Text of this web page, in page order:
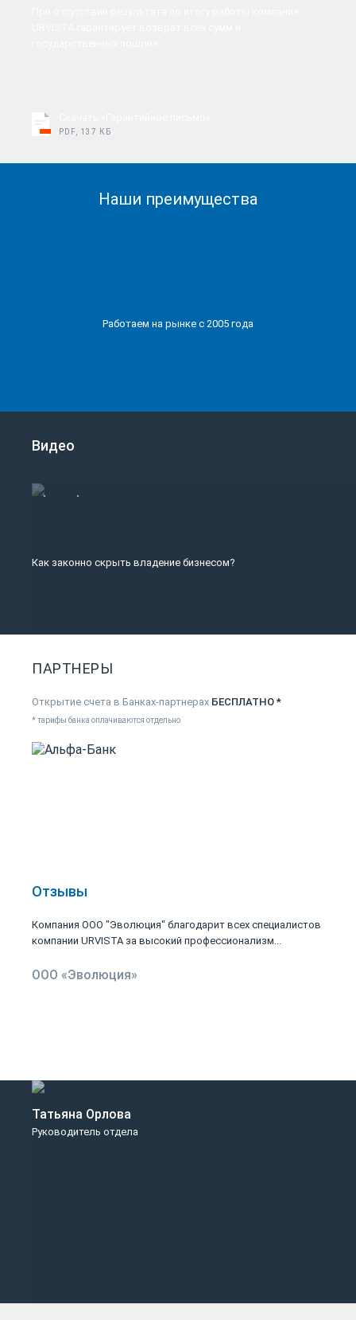
PDF, 137 КБ
Наши преимущества
Работаем на рынке с 2005 года
Видео
Как законно скрыть владение бизнесом?
ПАРТНЕРЫ
Открытие счета в Банках-партнерах БЕСПЛАТНО *
* тарифы банка оплачиваются отдельно
Отзывы
Компания ООО "Эволюция" благодарит всех специалистов
компании URVISTA за высокий профессионализм...
ООО «Эволюция»
Татьяна Орлова
Руководитель отдела